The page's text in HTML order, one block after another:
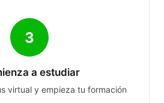
3
a estudiar
virtual y empieza tu formación